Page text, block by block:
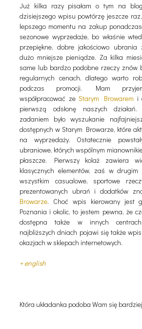
Już kilka razy pisałam o tym na
dzisiejszego wpisu powtórzę jeszcze
lepszego momentu na zakup
sezonowe wyprzedaże, bo właśnie
przepiękne, dobre jakościowo ubrania
dużo mniejsze pieniądze. Za kilka
same lub bardzo podobne rzeczy znów
regularnych cenach, dlatego warto
podczas promocji. Mam
współpracować zeStarym Browarem i
pierwszą odsłonę naszych
zadaniem było wyszukanie
dostępnych w Starym Browarze, które
na wyprzedaży. Ostatecznie
ubraniowe, których wspólnym
płaszcze. Pierwszy kolaż zawiera
klasycznych elementów, zaś w drugim
wszystkim casualowe, sportowe
prezentowanych ubrań i dodatków
Browarze. Choć wpis kierowany jest
Poznania i okolic, to jestem pewna, że
dostępna także w innych
najbliższych dniach pojawi się także
okazjach w sklepach internetowych.
+ english
Która układanka podoba Wam się